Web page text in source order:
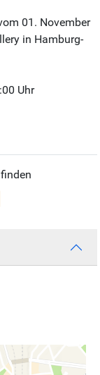
01. November
in Hamburg-
Uhr